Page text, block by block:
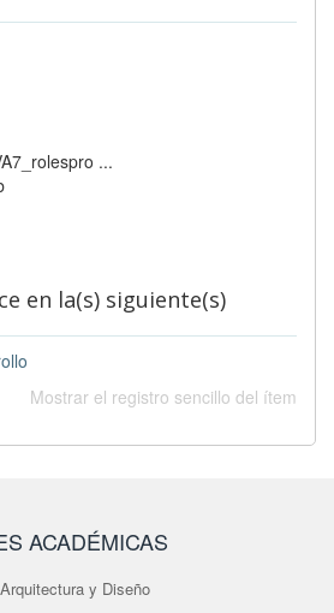
...
en la(s) siguiente(s)
Mostrar el registro sencillo del ítem
ACADÉMICAS
y Diseño